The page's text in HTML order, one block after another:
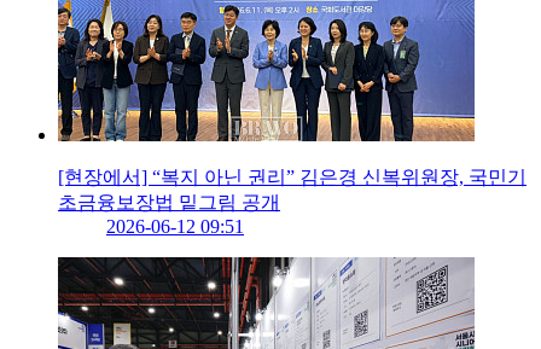
[현장에서] “복지 아닌 권리” 김은경 신복위원장, 국민기
초금융보장법 밑그림 공개
2026-06-12 09:51